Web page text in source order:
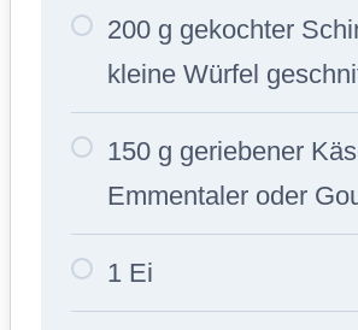
200 g gekochter
kleine Würfel
150 g geriebener
Emmentaler oder
1 Ei